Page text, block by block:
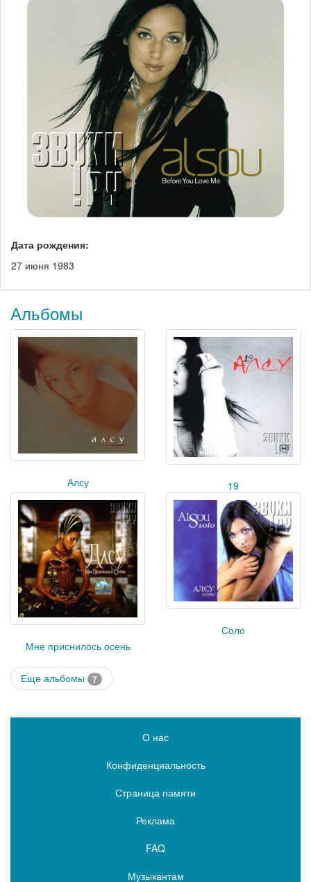
Дата рождения:
27 июня 1983
Альбомы
Алсу 19
Мне приснилось осень
Соло
Еще альбомы 7
О нас
Конфиденциальность
Страница памяти
Реклама
FAQ
Музыкантам